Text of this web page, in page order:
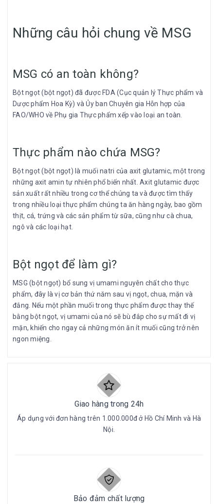
Những câu hỏi chung về MSG
MSG có an toàn không?
Bột ngọt (bột ngọt) đã được FDA (Cục quản lý Thực phẩm và
Dược phẩm Hoa Kỳ) và Ủy ban Chuyên gia Hỗn hợp của
FAO/WHO về Phụ gia Thực phẩm xếp vào loại an toàn.
Thực phẩm nào chứa MSG?
Bột ngọt (bột ngọt) là muối natri của axit glutamic, một trong
những axit amin tự nhiên phổ biến nhất. Axit glutamic được
sản xuất rất nhiều trong cơ thể chúng ta và được tìm thấy
trong nhiều loại thực phẩm chúng ta ăn hàng ngày, bao gồm
thịt, cá, trứng và các sản phẩm từ sữa, cũng như cà chua,
ngô và các loại hạt.
Bột ngọt để làm gì?
MSG (bột ngọt) bổ sung vị umami nguyên chất cho thực
phẩm, đây là vị cơ bản thứ năm sau vị ngọt, chua, mặn và
đắng. Nếu một phần muối trong thực phẩm được thay thế
bằng bột ngọt, vị umami của nó sẽ bù đắp cho sự mất đi vị
mặn, khiến cho ngay cả những món ăn ít muối cũng trở nên
ngon miệng.
Giao hàng trong 24h
Áp dụng với đơn hàng trên 1.000.000đ ở Hồ Chí Minh và Hà
Nội.
Bảo đảm chất lượng